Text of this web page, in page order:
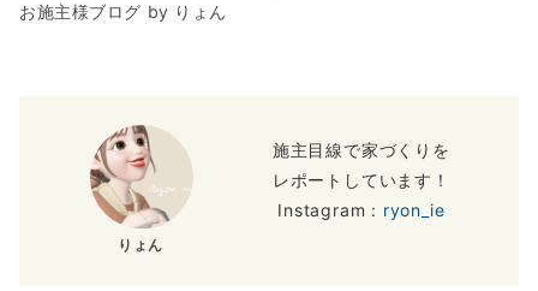
お施主様ブログ by りょん
りょん
施主目線で家づくりを
レポートしています！
Instagram : ryon_ie